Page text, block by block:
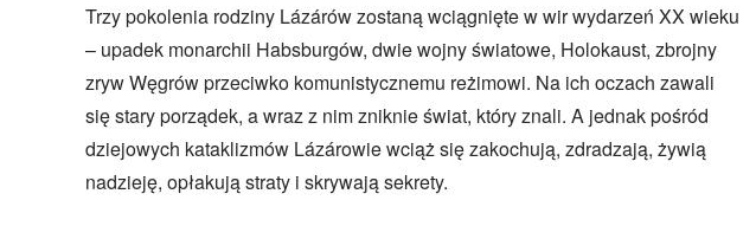
Trzy pokolenia rodziny Lázárów zostaną wciągnięte w wir wydarzeń XX wieku
– upadek monarchii Habsburgów, dwie wojny światowe, Holokaust, zbrojny
zryw Węgrów przeciwko komunistycznemu reżimowi. Na ich oczach zawali
się stary porządek, a wraz z nim zniknie świat, który znali. A jednak pośród
dziejowych kataklizmów Lázárowie wciąż się zakochują, zdradzają, żywią
nadzieję, opłakują straty i skrywają sekrety.